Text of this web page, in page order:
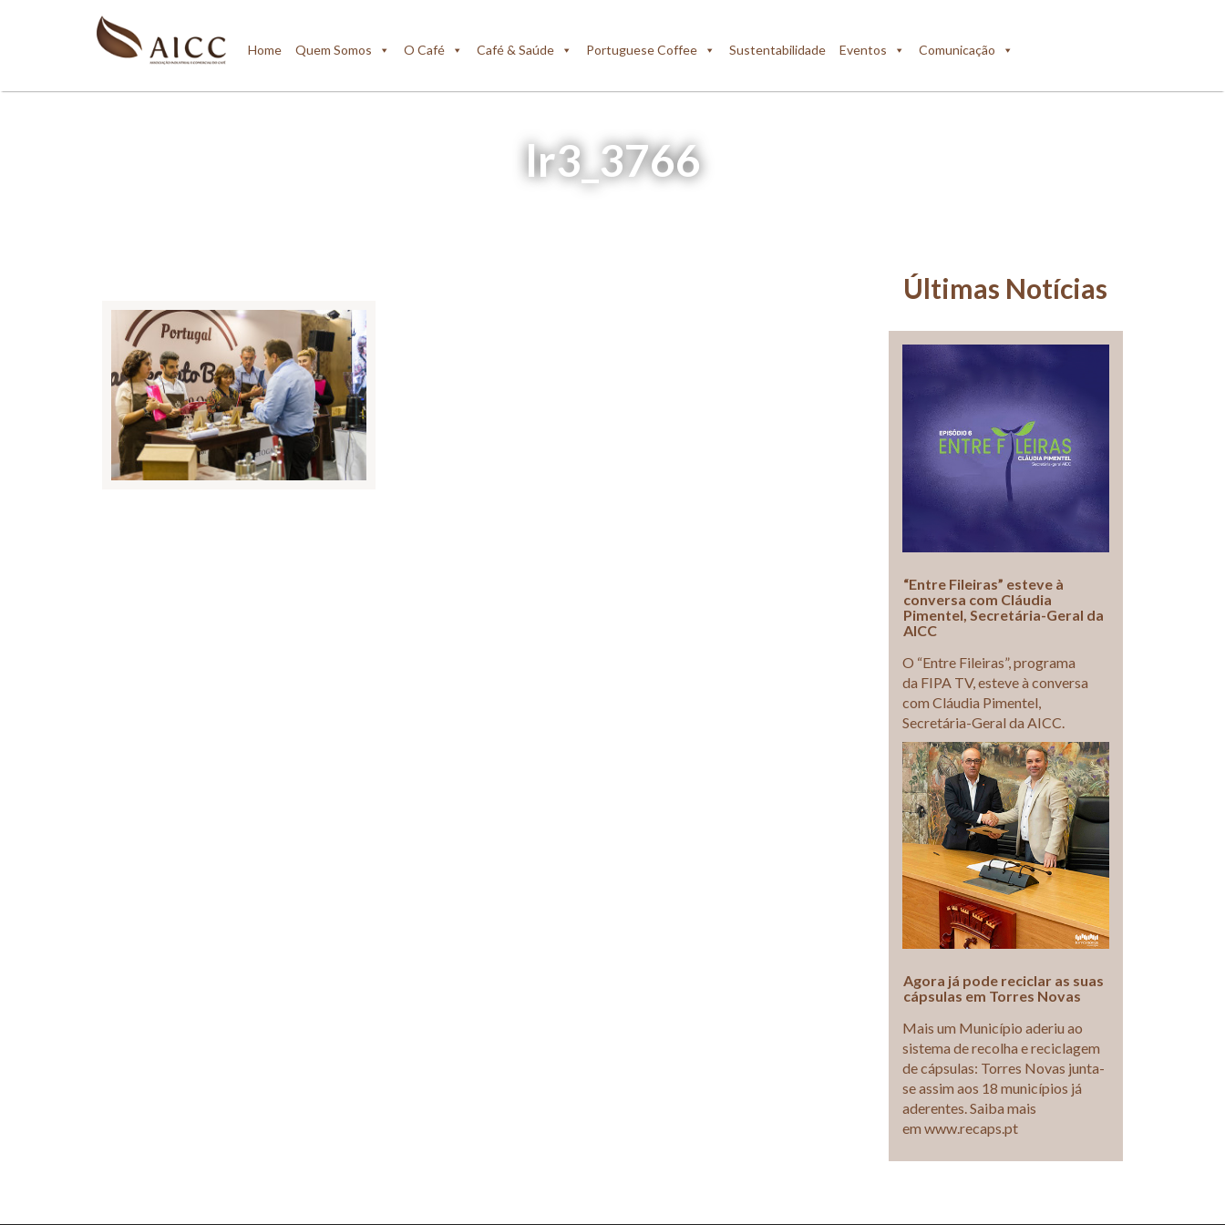
Home Quem Somos O Café Café & Saúde Portuguese Coffee Sustentabilidade Eventos Comunicação
lr3_3766
Últimas Notícias
“Entre Fileiras” esteve à
conversa com Cláudia
Pimentel, Secretária-Geral da
AICC
O “Entre Fileiras”, programa
da FIPA TV, esteve à conversa
com Cláudia Pimentel,
Secretária-Geral da AICC.
Agora já pode reciclar as suas
cápsulas em Torres Novas
Mais um Município aderiu ao
sistema de recolha e reciclagem
de cápsulas: Torres Novas junta-
se assim aos 18 municípios já
aderentes. Saiba mais
em www.recaps.pt